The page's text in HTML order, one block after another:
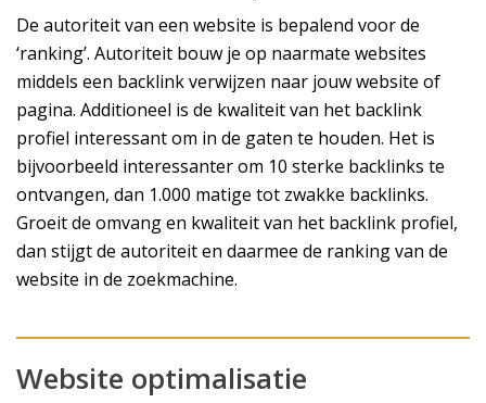
De autoriteit van een website is bepalend voor de
‘ranking’. Autoriteit bouw je op naarmate websites
middels een backlink verwijzen naar jouw website of
pagina. Additioneel is de kwaliteit van het backlink
profiel interessant om in de gaten te houden. Het is
bijvoorbeeld interessanter om 10 sterke backlinks te
ontvangen, dan 1.000 matige tot zwakke backlinks.
Groeit de omvang en kwaliteit van het backlink profiel,
dan stijgt de autoriteit en daarmee de ranking van de
website in de zoekmachine.
Website optimalisatie